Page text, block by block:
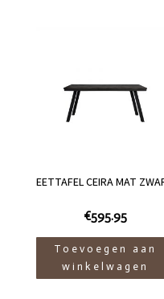
EETTAFEL CEIRA MAT
€595.95
Toevoegen aan
winkelwagen